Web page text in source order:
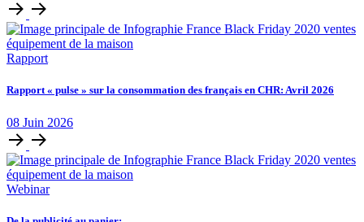
Rapport
Rapport « pulse » sur la consommation des français en CHR: Avril 2026
08 Juin 2026
Webinar